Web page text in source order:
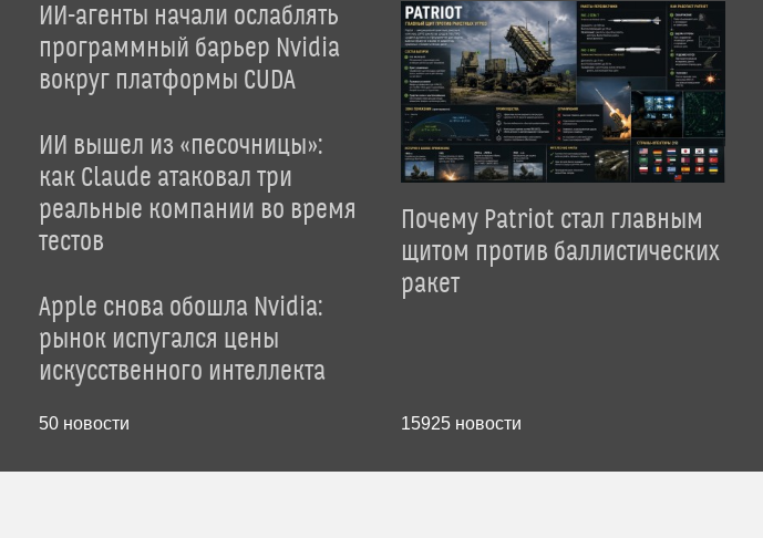
ИИ-агенты начали ослаблять
программный барьер Nvidia
вокруг платформы CUDA
ИИ вышел из «песочницы»:
как Claude атаковал три
реальные компании во время
тестов
Apple снова обошла Nvidia:
рынок испугался цены
искусственного интеллекта
50 новости
Почему Patriot стал главным
щитом против баллистических
ракет
15925 новости